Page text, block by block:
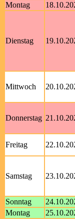
Montag
Dienstag
Mittwoch
Donnerstag
Freitag
Samstag
Sonntag
Montag